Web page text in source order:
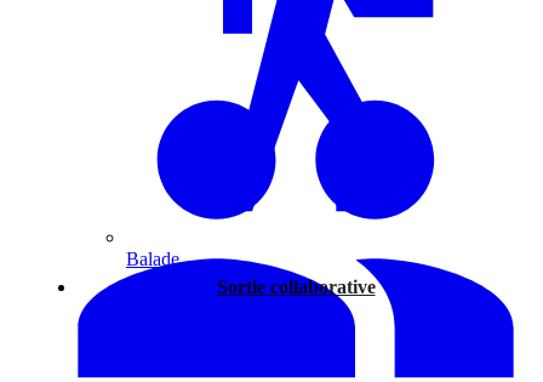
Balade
Sortie collaborative